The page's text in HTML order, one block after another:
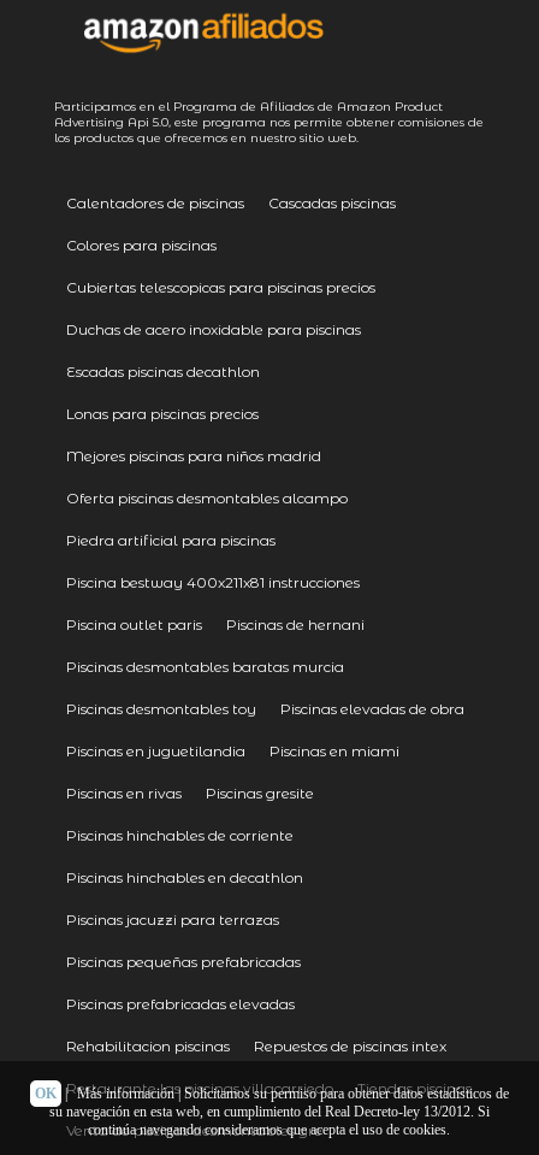
Participamos en el Programa de Afiliados de Amazon Product
Advertising Api 5.0, este programa nos permite obtener comisiones de
los productos que ofrecemos en nuestro sitio web.
Calentadores de piscinas Cascadas piscinas
Colores para piscinas
Cubiertas telescopicas para piscinas precios
Duchas de acero inoxidable para piscinas
Escadas piscinas decathlon
Lonas para piscinas precios
Mejores piscinas para niños madrid
Oferta piscinas desmontables alcampo
Piedra artificial para piscinas
Piscina bestway 400x211x81 instrucciones
Piscina outlet paris Piscinas de hernani
Piscinas desmontables baratas murcia
Piscinas desmontables toy Piscinas elevadas de obra
Piscinas en juguetilandia Piscinas en miami
Piscinas en rivas Piscinas gresite
Piscinas hinchables de corriente
Piscinas hinchables en decathlon
Piscinas jacuzzi para terrazas
Piscinas pequeñas prefabricadas
Piscinas prefabricadas elevadas
Rehabilitacion piscinas Repuestos de piscinas intex
Restaurante las piscinas villacarriedo Tiendas piscinas
Venta de piscinas desmontables gre
OK | Más información| Solicitamos su permiso para obtener datos estadísticos de
su navegación en esta web, en cumplimiento del Real Decreto-ley 13/2012. Si
continúa navegando consideramos que acepta el uso de cookies.